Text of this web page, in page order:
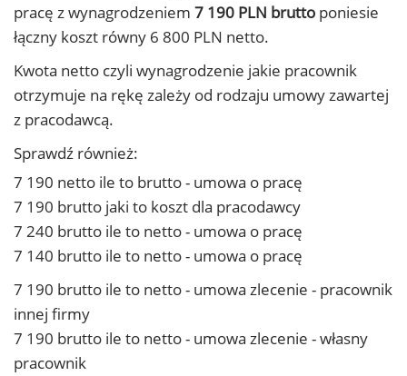
pracę z wynagrodzeniem 7 190 PLN brutto poniesie
łączny koszt równy 6 800 PLN netto.
Kwota netto czyli wynagrodzenie jakie pracownik
otrzymuje na rękę zależy od rodzaju umowy zawartej
z pracodawcą.
Sprawdź również:
7 190 netto ile to brutto - umowa o pracę
7 190 brutto jaki to koszt dla pracodawcy
7 240 brutto ile to netto - umowa o pracę
7 140 brutto ile to netto - umowa o pracę
7 190 brutto ile to netto - umowa zlecenie - pracownik
innej firmy
7 190 brutto ile to netto - umowa zlecenie - własny
pracownik